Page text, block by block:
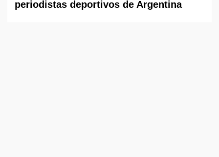
periodistas deportivos de Argentina